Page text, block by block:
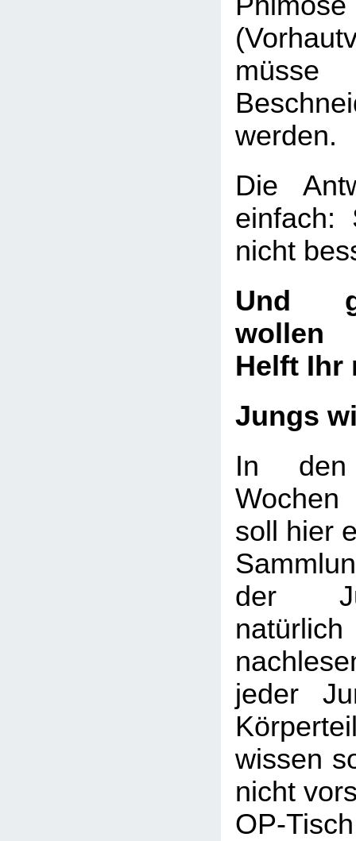
werden.
Die
einfach:
nicht
Und
wollen
Helft Ihr
Jungs
In den
soll hier
der
jeder
wissen
nicht
OP-